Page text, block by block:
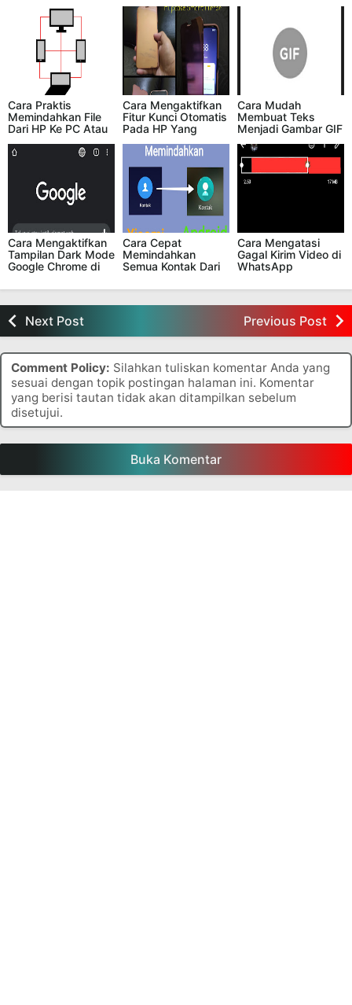
Cara Praktis
Memindahkan File
Dari HP Ke PC Atau
Sebaliknya Tanpa
Cara Mengaktifkan
Fitur Kunci Otomatis
Pada HP Yang
Flipcase Smart
Mirror
Cara Mudah
Membuat Teks
Menjadi Gambar GIF
Cara Mengaktifkan
Tampilan Dark Mode
Google Chrome di
Cara Cepat
Memindahkan
Semua Kontak Dari
Android Lain Kurang
Cara Mengatasi
Gagal Kirim Video di
WhatsApp
Dari 16 MB
Next Post Previous Post
Comment Policy: Silahkan tuliskan komentar Anda yang
sesuai dengan topik postingan halaman ini. Komentar
yang berisi tautan tidak akan ditampilkan sebelum
disetujui.
Buka Komentar